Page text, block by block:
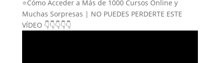
⭐Cómo Acceder a Más de 1000 Cursos Online y
Muchas Sorpresas | NO PUEDES PERDERTE ESTE
VÍDEO 👇👇👇👇👇